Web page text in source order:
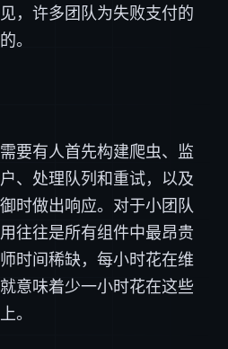
，许多团队为失败支付的
。
要有人首先构建爬虫、监
、处理队列和重试，以及
时做出响应。对于小团队
往往是所有组件中最昂贵
时间稀缺，每小时花在维
意味着少一小时花在这些
。